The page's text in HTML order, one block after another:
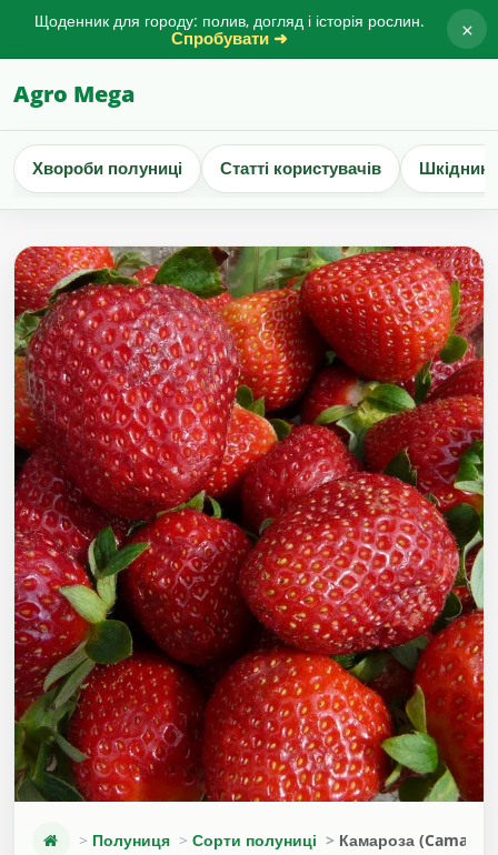
Щоденник для городу: полив, догляд і історія рослин.
Спробувати ➜ ×
Agro Mega
Хвороби полуниці Статті користувачів
Полуниця Сорти полуниці Камароза